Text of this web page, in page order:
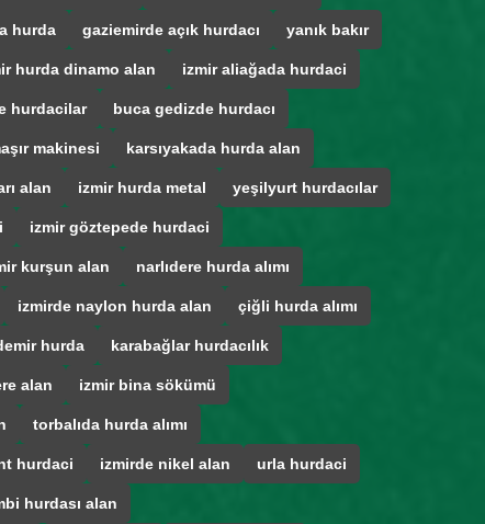
hurda gaziemirde açık hurdacı yanık bakır
hurda dinamo alan izmir aliağada hurdaci
hurdacilar buca gedizde hurdacı
makinesi karsıyakada hurda alan
alan izmir hurda metal yeşilyurt hurdacılar
izmir göztepede hurdaci
kurşun alan narlıdere hurda alımı
izmirde naylon hurda alan çiğli hurda alımı
hurda karabağlar hurdacılık
alan izmir bina sökümü
torbalıda hurda alımı
hurdaci izmirde nikel alan urla hurdaci
hurdası alan